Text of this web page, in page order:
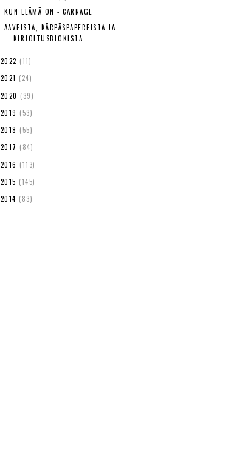
KUN ELÄMÄ ON - CARNAGE
AAVEISTA, KÄRPÄSPAPEREISTA JA
KIRJOITUSBLOKISTA
2022 (11)
2021 (24)
2020 (39)
2019 (53)
2018 (55)
2017 (84)
2016 (113)
2015 (145)
2014 (83)